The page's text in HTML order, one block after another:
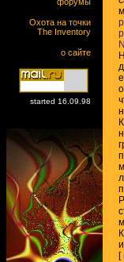
Охота на точки
The Inventory
о сайте
started 16.09.98
[